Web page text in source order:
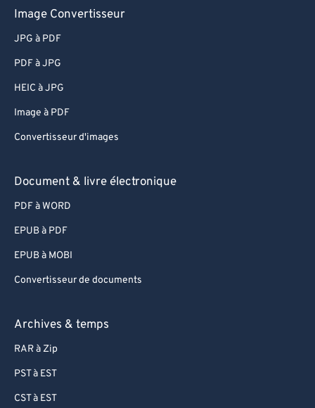
Image Convertisseur
JPG à PDF
PDF à JPG
HEIC à JPG
Image à PDF
Convertisseur d'images
Document & livre électronique
PDF à WORD
EPUB à PDF
EPUB à MOBI
Convertisseur de documents
Archives & temps
RAR à Zip
PST à EST
CST à EST